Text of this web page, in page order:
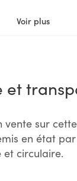
Voir plus
et
vente sur
en état
et circulaire.